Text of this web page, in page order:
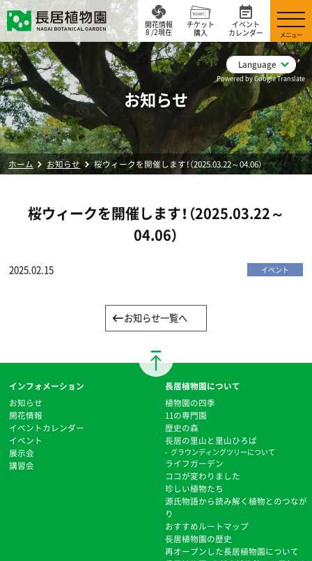
Language
Powered by Google Translate
開花情報
8 /2現在
チケット
購入
イベント
カレンダー
メニュー
お知らせ
ホーム お知らせ 桜ウィークを開催します！（2025.03.22～04.06）
桜ウィークを開催します！（2025.03.22～
04.06）
2025.02.15 イベント
お知らせ一覧へ
インフォメーション
お知らせ
開花情報
イベントカレンダー
イベント
展示会
講習会
長居植物園について
植物園の四季
11の専門園
歴史の森
⻑居の里山と里山ひろば
グラウンディングツリーについて
ライフガーデン
ココが変わりました
珍しい植物たち
源氏物語から読み解く植物とのつなが
り
おすすめルートマップ
⻑居植物園の歴史
再オープンした長居植物園について